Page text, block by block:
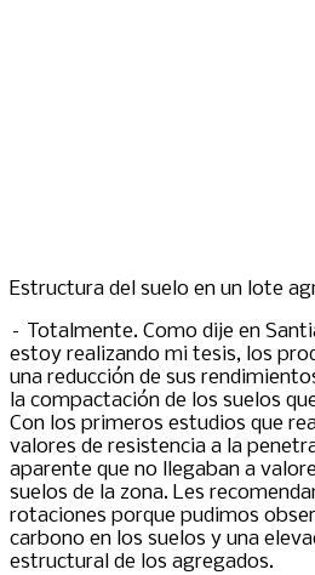
Estructura del suelo en un lote
– Totalmente. Como dije en
estoy realizando mi tesis, los
una reducción de sus
la compactación de los suelos
Con los primeros estudios que
valores de resistencia a la
aparente que no llegaban a
suelos de la zona. Les
rotaciones porque pudimos
carbono en los suelos y una
estructural de los agregados.